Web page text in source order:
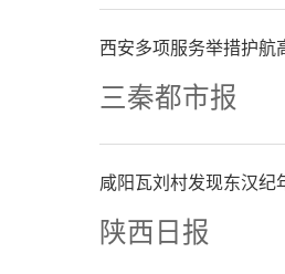
西安多项服务举措护航
三秦都市报
咸阳瓦刘村发现东汉纪
陕西日报